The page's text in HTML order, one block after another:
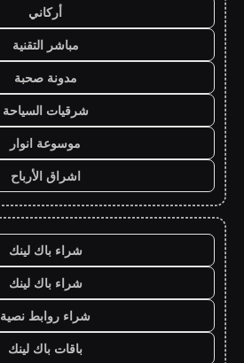
أركاني
مباشر التقنية
مدونة صحبة
شرقيات السياحة
موسوعة انوار
اشراق الأرباح
شراء باك لينك
شراء باك لينك
شراء روابط نصية
باقات باك لينك